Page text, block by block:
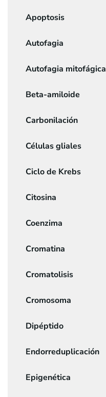
Apoptosis
Autofagia
Autofagia mitofágica
Beta-amiloide
Carbonilación
Células gliales
Ciclo de Krebs
Citosina
Coenzima
Cromatina
Cromatolisis
Cromosoma
Dipéptido
Endorreduplicación
Epigenética